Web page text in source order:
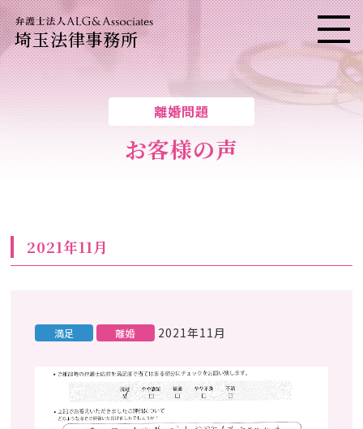
埼玉法律事務所 メニ
離婚問題
お客様の声
2021年11月
満足 離婚 2021年11月